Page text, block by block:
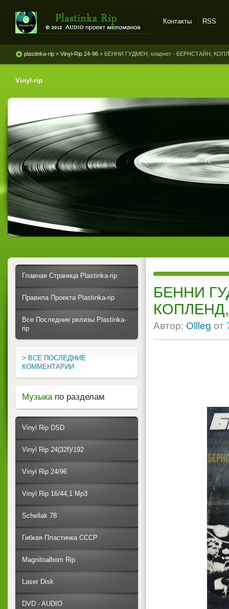
винила и магнитоальбомов
Контакты RSS
plastinka-rip » Vinyl-Rip 24-96 » БЕННИ ГУДМЕН, кларнет - БЕРНСТАЙН,
Vinyl-rip
БЕННИ
Автор: Ollleg от
Главная Страница Plastinka-rip
Правила Проекта Plastinka-rip
Все Последние релизы Plastinka-
rip
> ВСЕ ПОСЛЕДНИЕ
КОММЕНТАРИИ
Музыка по разделам
Vinyl Rip DSD
Vinyl Rip 24(32f)/192
Vinyl Rip 24/96
Vinyl Rip 16/44,1 Mp3
Schellak 78
Гибкая Пластинка СССР
Magnitoalbom Rip
Laser Disk
DVD - AUDIO